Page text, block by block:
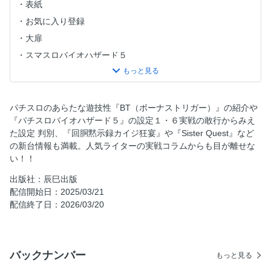
表紙
お気に入り登録
大扉
スマスロバイオハザード５
回胴ジャンキーズバトル
Sistr Quest
L少女☆歌劇 レヴュースタァライト-The SLOT-
L東京喰種
スマスロスーパーブラックジャック
てぃだどんどん
スマスロシャーマンキング
A-SLOT＋ディスクアップULTRAREMIX
パチスロのあらたな遊技性『BT（ボーナストリガー）』の紹介や
『パチスロバイオハザード５』の設定１・６実戦の敢行からみえ
た設定 判別、『回胴黙示録カイジ狂宴』や『Sister Quest』など
の新台情報も満載。人気ライターの実戦コラムからも目が離せな
い！！
出版社：辰巳出版
配信開始日：2025/03/21
配信終了日：2026/03/20
バックナンバー もっと見る